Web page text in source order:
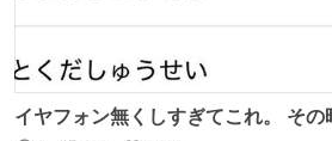
イヤフォン無くしすぎてこれ。 そ